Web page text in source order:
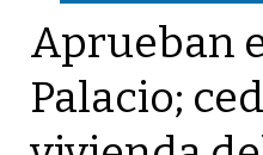
Aprueban
Palacio;